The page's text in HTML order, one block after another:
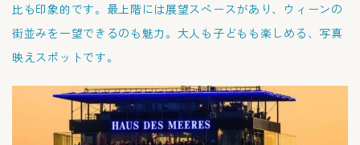
比も印象的です。最上階には展望スペースがあり、ウィーンの
街並みを一望できるのも魅力。大人も子どもも楽しめる、写真
映えスポットです。